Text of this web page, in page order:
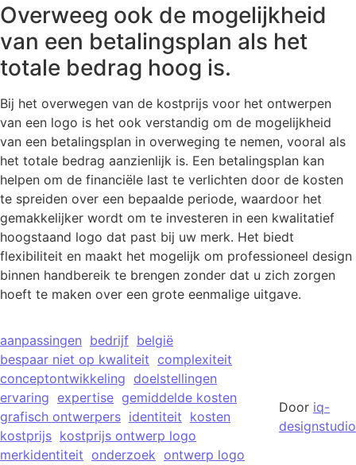
Overweeg ook de mogelijkheid
van een betalingsplan als het
totale bedrag hoog is.
Bij het overwegen van de kostprijs voor het ontwerpen
van een logo is het ook verstandig om de mogelijkheid
van een betalingsplan in overweging te nemen, vooral als
het totale bedrag aanzienlijk is. Een betalingsplan kan
helpen om de financiële last te verlichten door de kosten
te spreiden over een bepaalde periode, waardoor het
gemakkelijker wordt om te investeren in een kwalitatief
hoogstaand logo dat past bij uw merk. Het biedt
flexibiliteit en maakt het mogelijk om professioneel design
binnen handbereik te brengen zonder dat u zich zorgen
hoeft te maken over een grote eenmalige uitgave.
aanpassingen bedrijf belgië
bespaar niet op kwaliteit complexiteit
conceptontwikkeling doelstellingen
ervaring expertise gemiddelde kosten
grafisch ontwerpers identiteit kosten
kostprijs kostprijs ontwerp logo
merkidentiteit onderzoek ontwerp logo
Door iq-
designstudio